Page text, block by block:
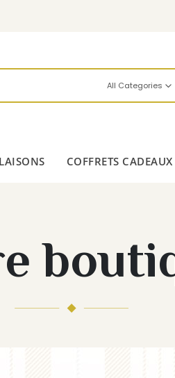
All Categories
COFFRETS CADEAUX